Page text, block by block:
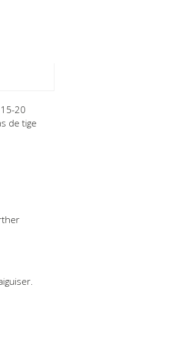
20
de tige